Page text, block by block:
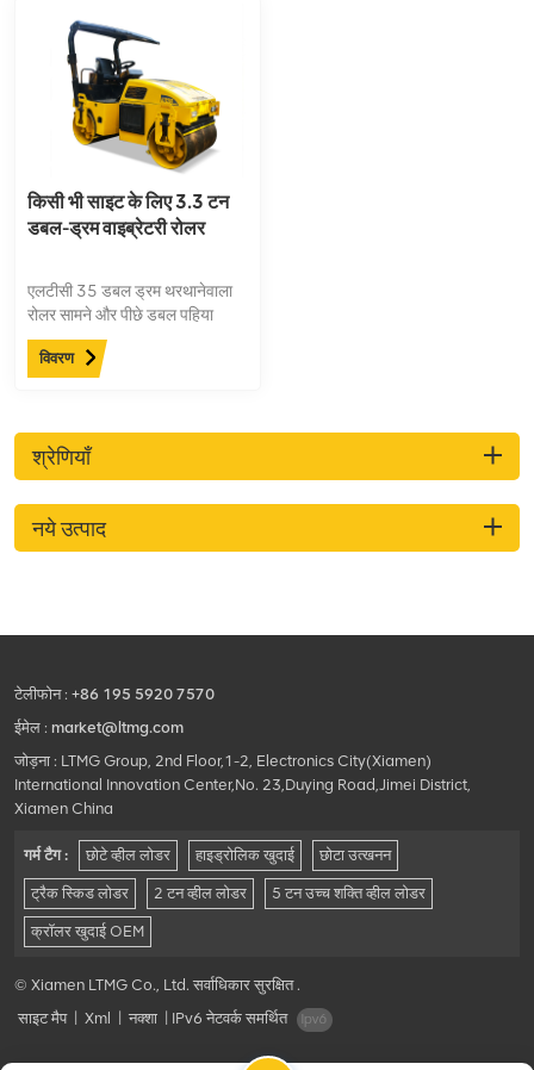
किसी भी साइट के लिए 3.3 टन
डबल-ड्रम वाइब्रेटरी रोलर
एलटीसी 35 डबल ड्रम थरथानेवाला
रोलर सामने और पीछे डबल पहिया
ड्राइव, stepless गति परिवर्तन, डबल
पहिया कंपन, व्यक्त स्टीयरिंग, सामने
सुसज्जित को गोद ले।
विवरण
श्रेणियाँ
नये उत्पाद
टेलीफोन : +86 195 5920 7570
ईमेल : market@ltmg.com
जोड़ना : LTMG Group, 2nd Floor,1-2, Electronics City(Xiamen)
International Innovation Center,No. 23,Duying Road,Jimei District,
Xiamen China
गर्म टैग : छोटे व्हील लोडर हाइड्रोलिक खुदाई छोटा उत्खनन
ट्रैक स्किड लोडर 2 टन व्हील लोडर 5 टन उच्च शक्ति व्हील लोडर
क्रॉलर खुदाई OEM
© Xiamen LTMG Co., Ltd. सर्वाधिकार सुरक्षित .
साइट मैप
Xml नक्शा IPv6 नेटवर्क समर्थित